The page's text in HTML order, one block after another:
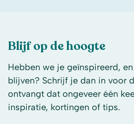
Blijf op de hoogte
Hebben we je geïnspireerd,
blijven? Schrijf je dan in voor
ontvangt dat ongeveer één
inspiratie, kortingen of tips.